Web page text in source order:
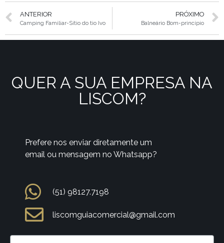
ANTERIOR
Camping Familiar-Sítio do tio Ivo
PRÓXIMO
Balneário Bom-princípio
QUER A SUA EMPRESA NA
LISCOM?
Prefere nos enviar diretamente um
email ou mensagem no Whatsapp?
(51) 98127.7198
liscomguiacomercial@gmail.com